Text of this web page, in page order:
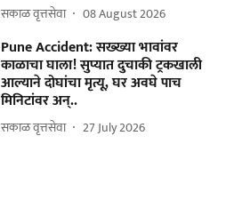
सकाळ वृत्तसेवा 08 August 2026
Pune Accident: सख्ख्या भावांवर
काळाचा घाला! सुप्यात दुचाकी ट्रकखाली
आल्याने दोघांचा मृत्यू, घर अवघे पाच
मिनिटांवर अन्..
सकाळ वृत्तसेवा 27 July 2026